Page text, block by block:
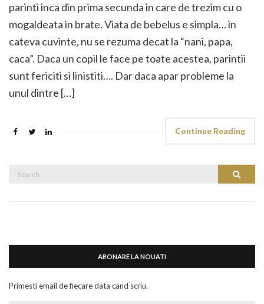
parinti inca din prima secunda in care de trezim cu o
mogaldeata in brate. Viata de bebelus e simpla… in
cateva cuvinte, nu se rezuma decat la “nani, papa,
caca”. Daca un copil le face pe toate acestea, parintii
sunt fericiti si linistiti…. Dar daca apar probleme la
unul dintre […]
Continue Reading
Search
ABONARE LA NOUATI
Primesti email de fiecare data cand scriu.